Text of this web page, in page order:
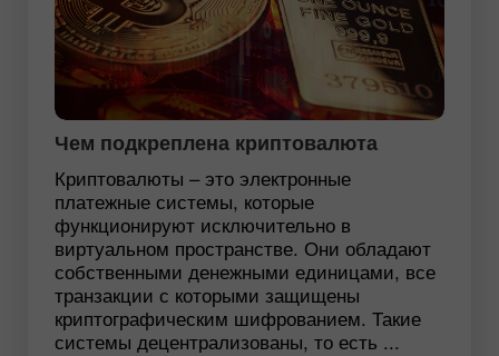
Чем подкреплена криптовалюта
Криптовалюты – это электронные
платежные системы, которые
функционируют исключительно в
виртуальном пространстве. Они обладают
собственными денежными единицами, все
транзакции с которыми защищены
криптографическим шифрованием. Такие
системы децентрализованы, то есть ...